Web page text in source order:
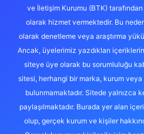
ve İletişim Kurumu (BTK) tarafından
olarak hizmet vermektedir. Bu
olarak denetleme veya araştırma
Ancak, üyelerimiz yazdıkları
siteye üye olarak bu sorumluluğu
sitesi, herhangi bir marka, kurum veya
bulunmamaktadır. Sitede yalnızca
paylaşılmaktadır. Burada yer alan
olup, gerçek kurum ve kişiler